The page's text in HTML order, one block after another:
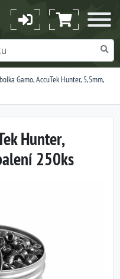
Gamo, AccuTek Hunter, 5,5mm,
Hunter,
250ks